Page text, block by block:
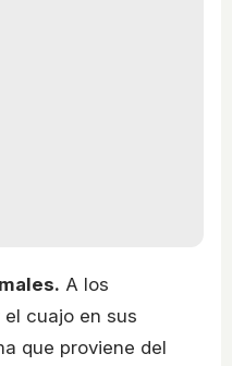
A los
cuajo en sus
que proviene del